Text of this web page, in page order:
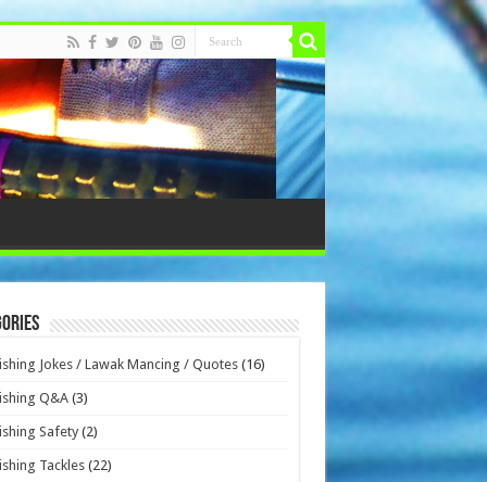
Jokes / Lawak Mancing / Quotes (16)
Q&A (3)
Safety (2)
Tackles (22)